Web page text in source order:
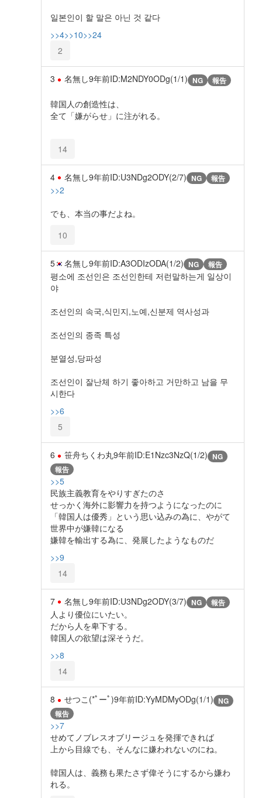
일본인이 할 말은 아닌 것 같다
>>4>>10>>24
2
3 名無し9年前ID:M2NDY0ODg(1/1) NG 報告
韓国人の創造性は、
全て「嫌がらせ」に注がれる。
14
4 名無し9年前ID:U3NDg2ODY(2/7) NG 報告
>>2
でも、本当の事だよね。
10
5 名無し9年前ID:A3ODIzODA(1/2) NG 報告
평소에 조선인은 조선인한테 저런말하는게 일상이
야
조선인의 속국,식민지,노예,신분제 역사성과
조선인의 종족 특성
분열성,당파성
조선인이 잘난체 하기 좋아하고 거만하고 남을 무
시한다
>>6
5
6 笹舟ちくわ丸9年前ID:E1Nzc3NzQ(1/2) NG
報告
>>5
民族主義教育をやりすぎたのさ
せっかく海外に影響力を持つようになったのに
「韓国人は優秀」という思い込みの為に、やがて
世界中が嫌韓になる
嫌韓を輸出する為に、発展したようなものだ
>>9
14
7 名無し9年前ID:U3NDg2ODY(3/7) NG 報告
人より優位にいたい。
だから人を卑下する。
韓国人の欲望は深そうだ。
>>8
14
8 せつこ(*ﾟーﾟ)9年前ID:YyMDMyODg(1/1) NG
報告
>>7
せめてノブレスオブリージュを発揮できれば
上から目線でも、そんなに嫌われないのにね。
韓国人は、義務も果たさず偉そうにするから嫌わ
れる。